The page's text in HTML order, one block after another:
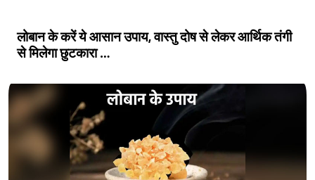
लोबान के करें ये आसान उपाय, वास्तु दोष से लेकर आर्थिक तंगी
से मिलेगा छुटकारा …